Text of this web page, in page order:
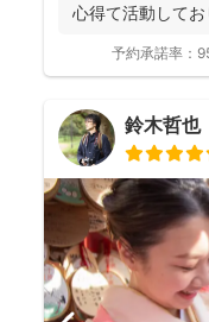
心得て活動して
予約承諾率：
鈴木哲也